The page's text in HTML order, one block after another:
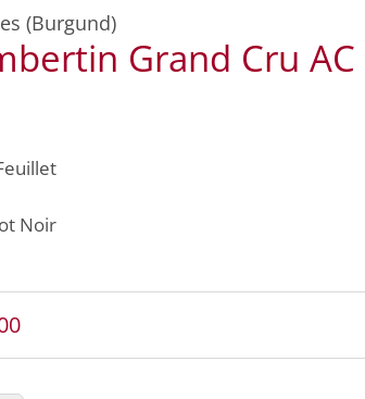
(Burgund)
Grand Cru AC
Noir